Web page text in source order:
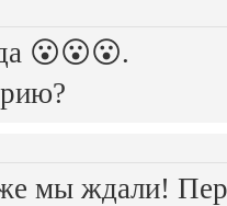
😮😮😮.
мы ждали!